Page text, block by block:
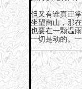
但又有谁真正
坐望南山，那
也要在一颗温
一切是动的。